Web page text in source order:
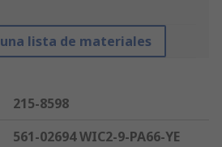
lista de materiales
215-8598
561-02694 WIC2-9-PA66-YE